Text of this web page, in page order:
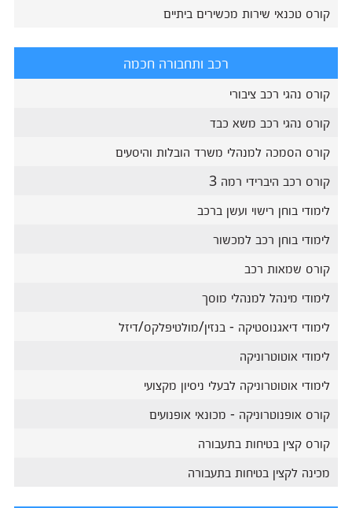
קורס טכנאי שירות מכשירים ביתיים
רכב ותחבורה חכמה
קורס נהגי רכב ציבורי
קורס נהגי רכב משא כבד
קורס הסמכה למנהלי משרד הובלות והיסעים
קורס רכב היברידי רמה 3
לימודי בוחן רישוי ועשן ברכב
לימודי בוחן רכב למכשור
קורס שמאות רכב
לימודי מינהל למנהלי מוסך
לימודי דיאגנוסטיקה - בנזין/מולטיפלקס/דיזל
לימודי אוטוטרוניקה
לימודי אוטוטרוניקה לבעלי ניסיון מקצועי
קורס אופנוטרוניקה - מכונאי אופנועים
קורס קצין בטיחות בתעבורה
מכינה לקצין בטיחות בתעבורה